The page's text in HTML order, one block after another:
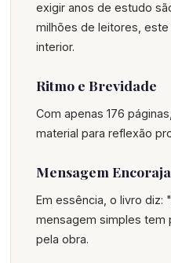
exigir anos de estudo
milhões de leitores,
interior.
Ritmo e Brevidade
Com apenas 176
material para reflexão
Mensagem
Em essência, o livro diz:
mensagem simples tem
pela obra.